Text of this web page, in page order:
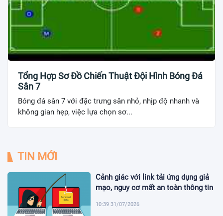
Tổng Hợp Sơ Đồ Chiến Thuật Đội Hình Bóng Đá
Sân 7
Bóng đá sân 7 với đặc trưng sân nhỏ, nhịp độ nhanh và
không gian hẹp, việc lựa chọn sơ...
TIN MỚI
Cảnh giác với link tải ứng dụng giả
mạo, nguy cơ mất an toàn thông tin
10:39 31/07/2026